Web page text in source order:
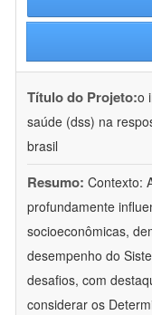
Título do Projeto:o
saúde (dss) na
brasil
Resumo: Contexto:
profundamente
socioeconômicas,
desempenho do
desafios, com
considerar os